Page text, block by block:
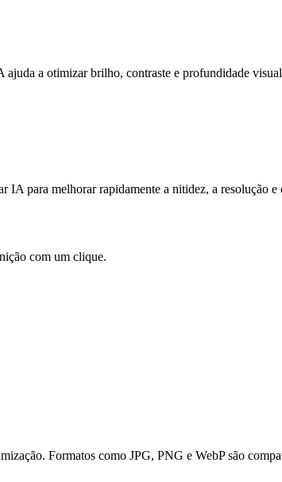
ajuda a otimizar brilho, contraste e profundidade
para melhorar rapidamente a nitidez, a resolução
com um clique.
Formatos como JPG, PNG e WebP são